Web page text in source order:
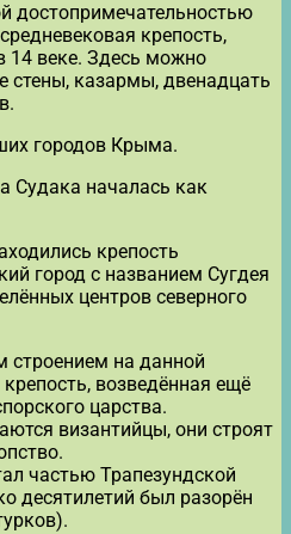
достопримечательностью
крепость,
14 веке. Здесь можно
стены, казармы, двенадцать
городов Крыма.
Судака началась как
крепость
город с названием Сугдея
центров северного
строением на данной
возведённая ещё
царства.
византийцы, они строят
частью Трапезундской
десятилетий был разорён